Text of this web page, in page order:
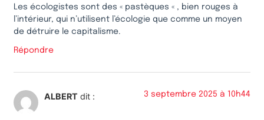
Les écologistes sont des « pastèques « , bien rouges à
l’intérieur, qui n’utilisent l’écologie que comme un moyen
de détruire le capitalisme.
Répondre
ALBERT dit : 3 septembre 2025 à 10h44